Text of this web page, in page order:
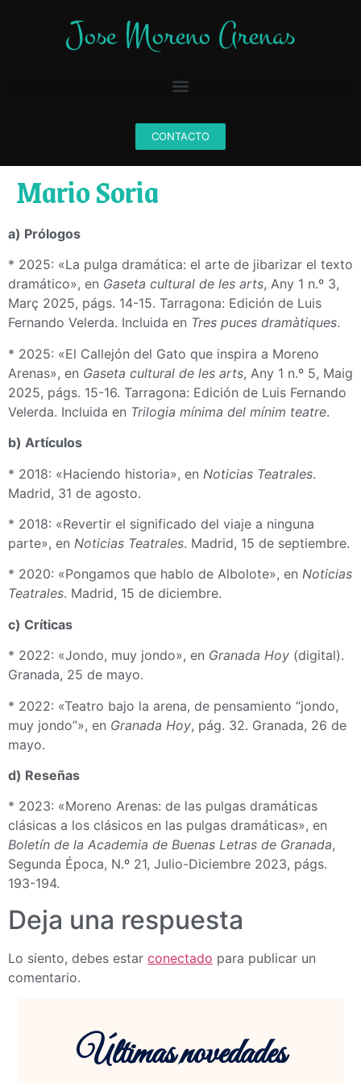
CONTACTO
Mario Soria
a) Prólogos
* 2025: «La pulga dramática: el arte de jibarizar el texto
dramático», en Gaseta cultural de les arts, Any 1 n.º 3,
Març 2025, págs. 14-15. Tarragona: Edición de Luis
Fernando Velerda. Incluida en Tres puces dramàtiques.
* 2025: «El Callejón del Gato que inspira a Moreno
Arenas», en Gaseta cultural de les arts, Any 1 n.º 5, Maig
2025, págs. 15-16. Tarragona: Edición de Luis Fernando
Velerda. Incluida en Trilogia mínima del mínim teatre.
b) Artículos
* 2018: «Haciendo historia», en Noticias Teatrales.
Madrid, 31 de agosto.
* 2018: «Revertir el significado del viaje a ninguna
parte», en Noticias Teatrales. Madrid, 15 de septiembre.
* 2020: «Pongamos que hablo de Albolote», en Noticias
Teatrales. Madrid, 15 de diciembre.
c) Críticas
* 2022: «Jondo, muy jondo», en Granada Hoy (digital).
Granada, 25 de mayo.
* 2022: «Teatro bajo la arena, de pensamiento “jondo,
muy jondo”», en Granada Hoy, pág. 32. Granada, 26 de
mayo.
d) Reseñas
* 2023: «Moreno Arenas: de las pulgas dramáticas
clásicas a los clásicos en las pulgas dramáticas», en
Boletín de la Academia de Buenas Letras de Granada,
Segunda Época, N.º 21, Julio-Diciembre 2023, págs.
193-194.
Deja una respuesta
Lo siento, debes estar conectado para publicar un
comentario.
Últimas novedades